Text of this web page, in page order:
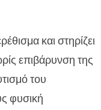
και στηρίζει
επιβάρυνση της
του
φυσική